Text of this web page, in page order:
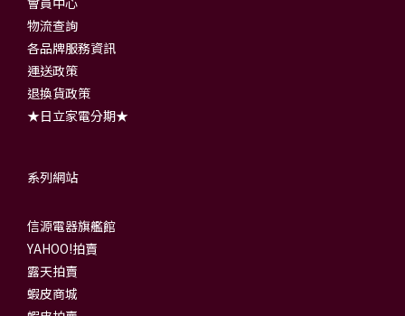
物流查詢
各品牌服務資訊
運送政策
退換貨政策
★日立家電分期★
系列網站
信源電器旗艦館
YAHOO!拍賣
露天拍賣
蝦皮商城